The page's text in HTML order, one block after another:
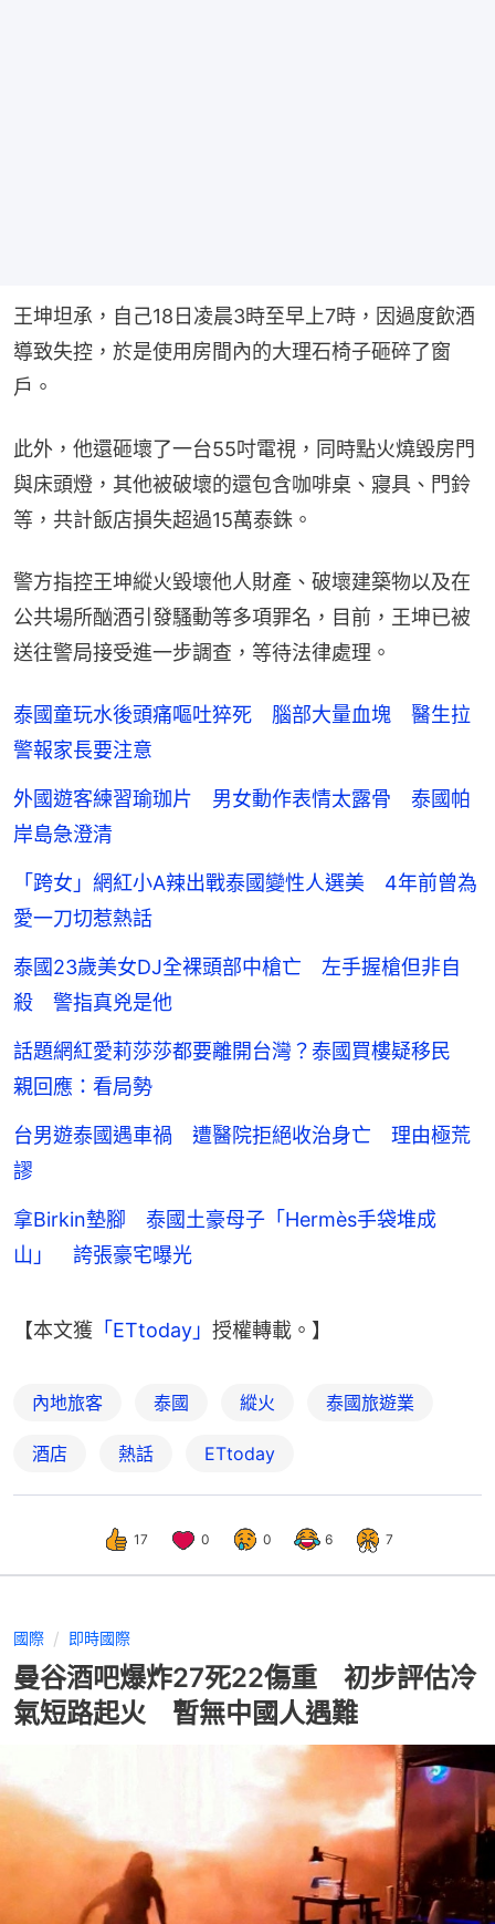
王坤坦承，自己18日凌晨3時至早上7時，因過度飲酒
導致失控，於是使用房間內的大理石椅子砸碎了窗
戶。
此外，他還砸壞了一台55吋電視，同時點火燒毀房門
與床頭燈，其他被破壞的還包含咖啡桌、寢具、門鈴
等，共計飯店損失超過15萬泰銖。
警方指控王坤縱火毀壞他人財產、破壞建築物以及在
公共場所酗酒引發騷動等多項罪名，目前，王坤已被
送往警局接受進一步調查，等待法律處理。
泰國童玩水後頭痛嘔吐猝死 腦部大量血塊 醫生拉
警報家長要注意
外國遊客練習瑜珈片 男女動作表情太露骨 泰國帕
岸島急澄清
「跨女」網紅小A辣出戰泰國變性人選美 4年前曾為
愛一刀切惹熱話
泰國23歲美女DJ全裸頭部中槍亡 左手握槍但非自
殺 警指真兇是他
話題網紅愛莉莎莎都要離開台灣？泰國買樓疑移民
親回應：看局勢
台男遊泰國遇車禍 遭醫院拒絕收治身亡 理由極荒
謬
拿Birkin墊腳 泰國土豪母子「Hermès手袋堆成
山」 誇張豪宅曝光
【本文獲 「ETtoday」 授權轉載。】
內地旅客 泰國 縱火 泰國旅遊業
酒店 熱話 ETtoday
17 0 0 6 7
國際 即時國際
曼谷酒吧爆炸27死22傷重 初步評估冷
氣短路起火 暫無中國人遇難